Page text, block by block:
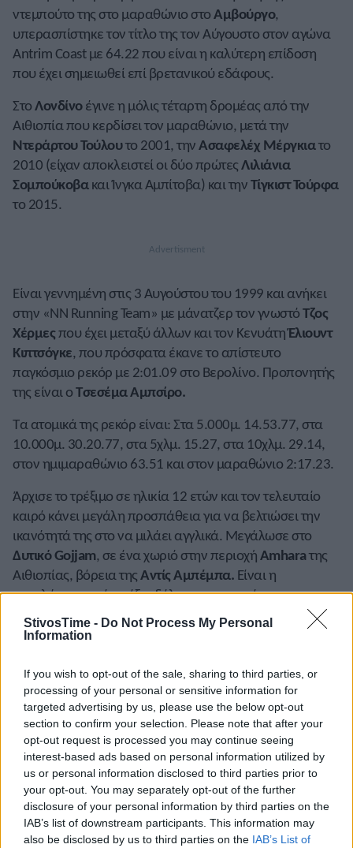
StivosTime - Do Not Process My Personal
Information
If you wish to opt-out of the sale, sharing to third parties, or
processing of your personal or sensitive information for
targeted advertising by us, please use the below opt-out
section to confirm your selection. Please note that after your
opt-out request is processed you may continue seeing
interest-based ads based on personal information utilized by
us or personal information disclosed to third parties prior to
your opt-out. You may separately opt-out of the further
disclosure of your personal information by third parties on the
IAB’s list of downstream participants. This information may
also be disclosed by us to third parties on the IAB’s List of
ντεμπούτο της στο μαραθώνιο στοΑμβούργο,
υπερασπίστηκε τον τίτλο της τον Αύγουστο στον αγώνα
Antrim Coast με 64.22 που είναι η καλύτερη επίδοση
που έχει σημειωθεί επί βρετανικού εδάφους.
ΣτοΛονδίνοέγινε η μόλις τέταρτη δρομέας από την
Αιθιοπία που κερδίσει τον μαραθώνιο, μετά την
Ντεράρτου Τούλουτο 2001, τηνΑσαφελέχ Μέργκιατο
2010 (είχαν αποκλειστεί οι δύο πρώτεςΛιλιάνια
Σομπούκοβακαι Ίνγκα Αμπίτοβα) και τηνΤίγκιστ Τούρφα
το 2015.
Είναι γεννημένη στις 3 Αυγούστου του 1999 και ανήκει
στην «NN Running Team» με μάνατζερ τον γνωστόΤζος
Χέρμεςπου έχει μεταξύ άλλων και τον ΚενυάτηΈλιουντ
Κιπτσόγκε, που πρόσφατα έκανε το απίστευτο
παγκόσμιο ρεκόρ με 2:01.09 στο Βερολίνο. Προπονητής
της είναι οΤσεσέμα Αμπσίρο.
Τα ατομικά της ρεκόρ είναι: Στα 5.000μ. 14.53.77, στα
10.000μ. 30.20.77, στα 5χλμ. 15.27, στα 10χλμ. 29.14,
στον ημιμαραθώνιο 63.51 και στον μαραθώνιο 2:17.23.
Άρχισε το τρέξιμο σε ηλικία 12 ετών και τον τελευταίο
καιρό κάνει μεγάλη προσπάθεια για να βελτιώσει την
ικανότητά της στο να μιλάει αγγλικά. Μεγάλωσε στο
Δυτικό Gojjam, σε ένα χωριό στην περιοχήAmharaτης
Αιθιοπίας, βόρεια τηςΑντίς Αμπέμπα. Είναι η
μεγαλύτερη από τα έξι αδέλφια της οικογένειας και
έδειξε από το σχολείο το ταλέντο της. Κέρδιζε σε αγώνες
στίβου και ανωμάλου δρόμου. Οι νίκες της όμως στην
αγώνες «τράβηξε» το ενδιαφέρον της «NN Running
Team» και εντάχθηκε στην ομάδα. Ο προπονητής της
είχε πει: «Πολλοί Αιθίοπες αθλητές έχουν ένα φυσικό
χάρισμα. Αλλά η Γιαλεμζέρφ έχει τρεις πολύ καλές
ιδιότητες. Ταχύτητα, αντοχή και καλή δύναμη στον
πυρήνα».
Πάντως, και εκείνη επηρεάστηκε από την πανδημία και
αναγκάστηκε να προπονείται για μεγάλο διάστημα στο
χωριό της. Επέστρεψε με στόχο το χρυσό μετάλλιο στο